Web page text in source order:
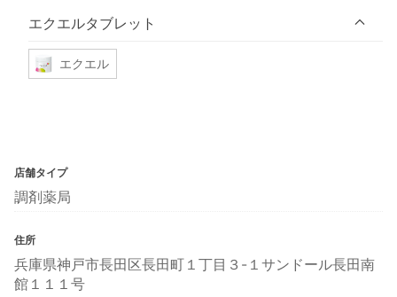
エクエルタブレット
エクエル
店舗タイプ
調剤薬局
住所
兵庫県神戸市長田区長田町１丁目３-１サンドール長田南
館１１１号